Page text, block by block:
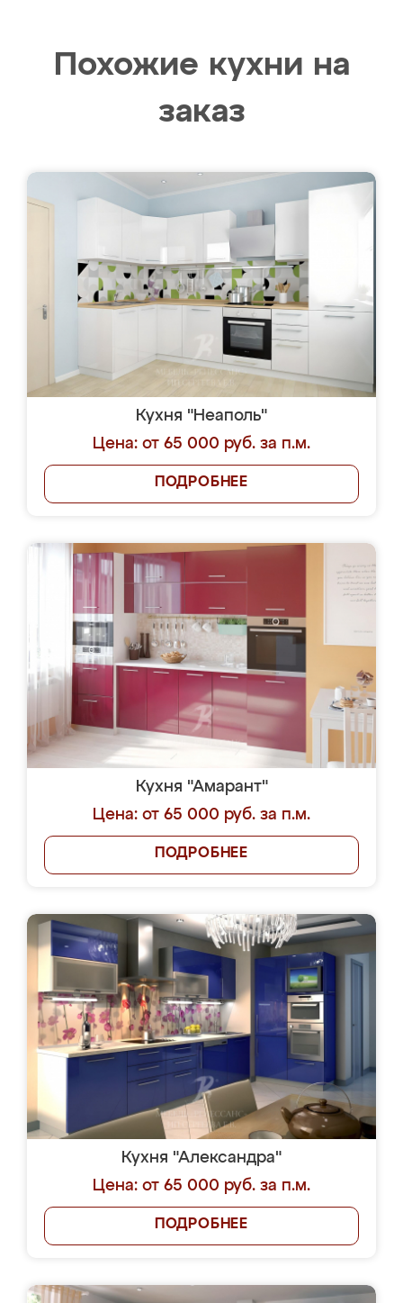
Похожие кухни на
заказ
Кухня "Неаполь"
Цена: от 65 000 руб. за п.м.
ПОДРОБНЕЕ
Кухня "Амарант"
Цена: от 65 000 руб. за п.м.
ПОДРОБНЕЕ
Кухня "Александра"
Цена: от 65 000 руб. за п.м.
ПОДРОБНЕЕ